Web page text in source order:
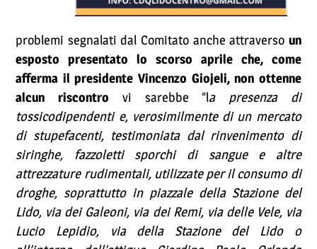
problemi segnalati dal Comitato anche attraverso un
esposto presentato lo scorso aprile che, come
afferma il presidente Vincenzo Giojeli, non ottenne
alcun riscontro vi sarebbe “la presenza di
tossicodipendenti e, verosimilmente di un mercato
di stupefacenti, testimoniata dal rinvenimento di
siringhe, fazzoletti sporchi di sangue e altre
attrezzature rudimentali, utilizzate per il consumo di
droghe, soprattutto in piazzale della Stazione del
Lido, via dei Galeoni, via dei Remi, via delle Vele, via
Lucio Lepidio, via della Stazione del Lido o